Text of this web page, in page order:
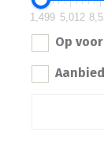
1,499 5,012
Op